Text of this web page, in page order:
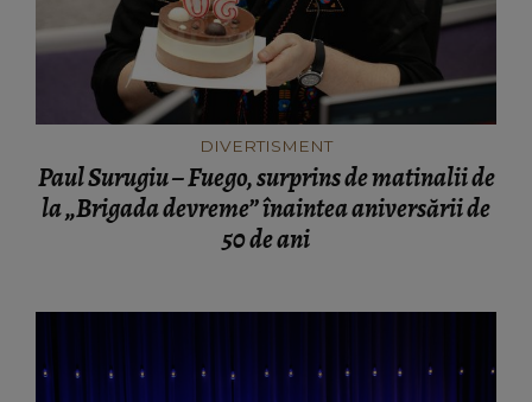
DIVERTISMENT
Paul Surugiu – Fuego, surprins de matinalii de
la „Brigada devreme” înaintea aniversării de
50 de ani